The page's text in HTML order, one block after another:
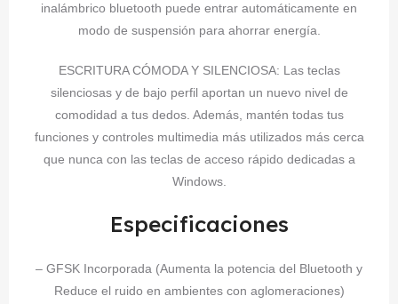
inalámbrico bluetooth puede entrar automáticamente en
modo de suspensión para ahorrar energía.
ESCRITURA CÓMODA Y SILENCIOSA: Las teclas
silenciosas y de bajo perfil aportan un nuevo nivel de
comodidad a tus dedos. Además, mantén todas tus
funciones y controles multimedia más utilizados más cerca
que nunca con las teclas de acceso rápido dedicadas a
Windows.
Especificaciones
– GFSK Incorporada (Aumenta la potencia del Bluetooth y
Reduce el ruido en ambientes con aglomeraciones)